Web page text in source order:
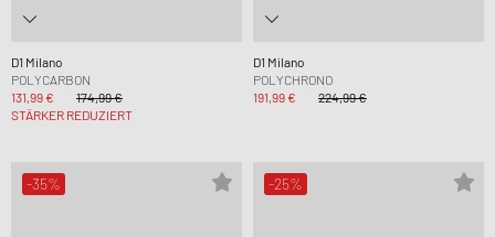
D1 Milano
POLYCARBON
131,99 €
174,99 €
STÄRKER REDUZIERT
D1 Milano
POLYCHRONO
191,99 €
224,99 €
-35% -25%